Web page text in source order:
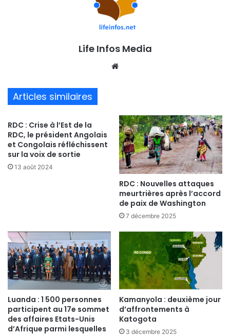
Life Infos Media
Articles similaires
RDC : Crise à l’Est de la
RDC, le président Angolais
et Congolais réfléchissent
sur la voix de sortie
13 août 2024
RDC : Nouvelles attaques
meurtrières après l’accord
de paix de Washington
7 décembre 2025
Luanda : 1 500 personnes
participent au 17e sommet
des affaires Etats-Unis
d’Afrique parmi lesquelles
Kamanyola : deuxième jour
d’affrontements à
Katogota
3 décembre 2025